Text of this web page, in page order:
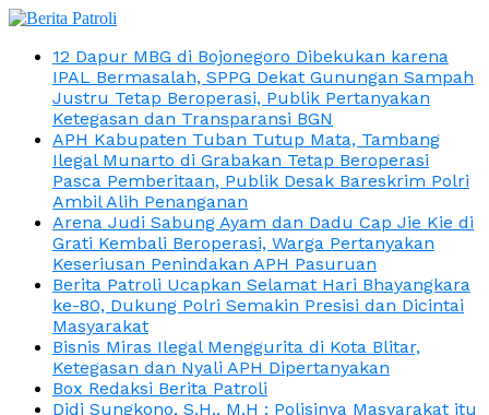
12 Dapur MBG di Bojonegoro Dibekukan karena
IPAL Bermasalah, SPPG Dekat Gunungan Sampah
Justru Tetap Beroperasi, Publik Pertanyakan
Ketegasan dan Transparansi BGN
APH Kabupaten Tuban Tutup Mata, Tambang
Ilegal Munarto di Grabakan Tetap Beroperasi
Pasca Pemberitaan, Publik Desak Bareskrim Polri
Ambil Alih Penanganan
Arena Judi Sabung Ayam dan Dadu Cap Jie Kie di
Grati Kembali Beroperasi, Warga Pertanyakan
Keseriusan Penindakan APH Pasuruan
Berita Patroli Ucapkan Selamat Hari Bhayangkara
ke-80, Dukung Polri Semakin Presisi dan Dicintai
Masyarakat
Bisnis Miras Ilegal Menggurita di Kota Blitar,
Ketegasan dan Nyali APH Dipertanyakan
Box Redaksi Berita Patroli
Didi Sungkono, S.H., M.H : Polisinya Masyarakat itu